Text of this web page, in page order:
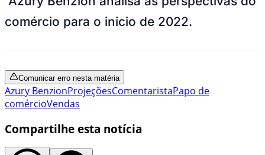
comércio para o inicio de 2022.
Comunicar erro nesta matéria
Azury BenzionProjeçõesComentaristaPapo de
comércioVendas
Compartilhe esta notícia